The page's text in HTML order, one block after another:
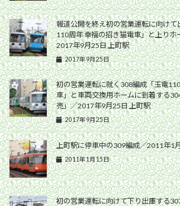
報道公開を終え初の営業運転に向け
110周年 幸福の招き猫電車」と上りホ
2017年9月25日 上町駅
2017年9月25日
初の営業運転に就く308編成「玉電
車」と車両交換用ホームに到着する
売」／2017年9月25日 上町駅
2017年9月25日
上町駅に停車中の309編成／2011年1
2011年1月15日
初の営業運転に向けて下り出庫する